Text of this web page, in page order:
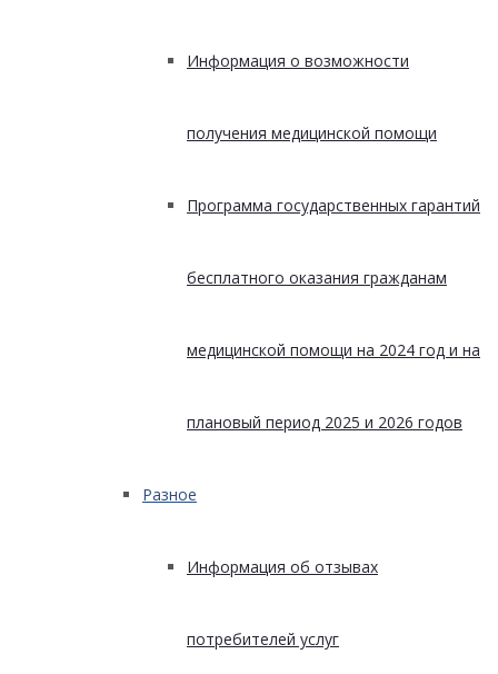
Информация о возможности
получения медицинской помощи
Программа государственных гарантий
бесплатного оказания гражданам
медицинской помощи на 2024 год и на
плановый период 2025 и 2026 годов
Разное
Информация об отзывах
потребителей услуг